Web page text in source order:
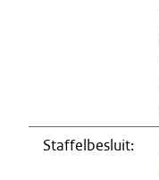
Staffelbesluit: